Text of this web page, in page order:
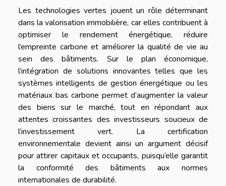
Les technologies vertes jouent un rôle déterminant
dans la valorisation immobilière, car elles contribuent à
optimiser le rendement énergétique, réduire
l’empreinte carbone et améliorer la qualité de vie au
sein des bâtiments. Sur le plan économique,
l’intégration de solutions innovantes telles que les
systèmes intelligents de gestion énergétique ou les
matériaux bas carbone permet d’augmenter la valeur
des biens sur le marché, tout en répondant aux
attentes croissantes des investisseurs soucieux de
l’investissement vert. La certification
environnementale devient ainsi un argument décisif
pour attirer capitaux et occupants, puisqu’elle garantit
la conformité des bâtiments aux normes
internationales de durabilité.